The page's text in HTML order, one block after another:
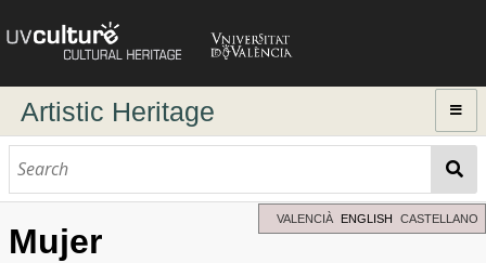
Artistic Heritage
Advanced Search
VALENCIÀ ENGLISH CASTELLANO
Mujer